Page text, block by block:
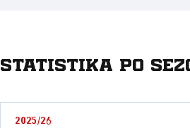
Statistika po
2025/26